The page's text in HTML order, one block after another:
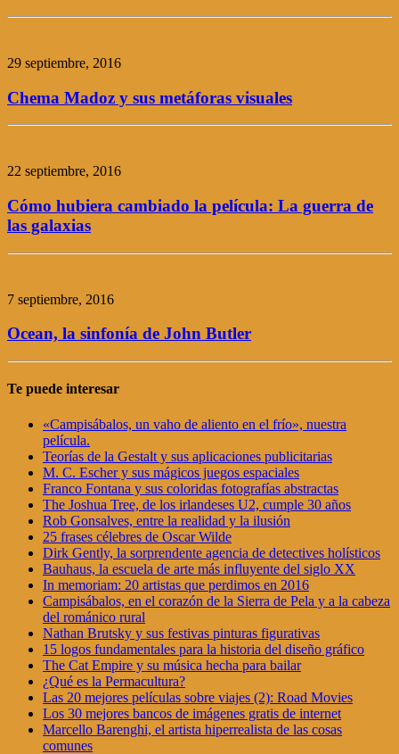
29 septiembre, 2016
Chema Madoz y sus metáforas visuales
22 septiembre, 2016
Cómo hubiera cambiado la película: La guerra de
las galaxias
7 septiembre, 2016
Ocean, la sinfonía de John Butler
Te puede interesar
«Campisábalos, un vaho de aliento en el frío», nuestra
película.
Teorías de la Gestalt y sus aplicaciones publicitarias
M. C. Escher y sus mágicos juegos espaciales
Franco Fontana y sus coloridas fotografías abstractas
The Joshua Tree, de los irlandeses U2, cumple 30 años
Rob Gonsalves, entre la realidad y la ilusión
25 frases célebres de Oscar Wilde
Dirk Gently, la sorprendente agencia de detectives holísticos
Bauhaus, la escuela de arte más influyente del siglo XX
In memoriam: 20 artistas que perdimos en 2016
Campisábalos, en el corazón de la Sierra de Pela y a la cabeza
del románico rural
Nathan Brutsky y sus festivas pinturas figurativas
15 logos fundamentales para la historia del diseño gráfico
The Cat Empire y su música hecha para bailar
¿Qué es la Permacultura?
Las 20 mejores películas sobre viajes (2): Road Movies
Los 30 mejores bancos de imágenes gratis de internet
Marcello Barenghi, el artista hiperrealista de las cosas
comunes